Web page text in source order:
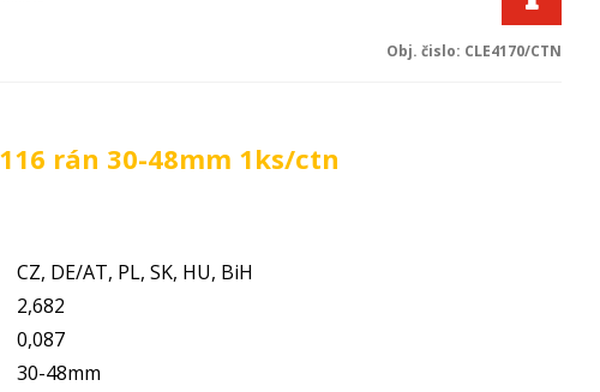
Obj. čislo: CLE4170/CTN
rán 30-48mm 1ks/ctn
CZ, DE/AT, PL, SK, HU, BiH
2,682
0,087
30-48mm